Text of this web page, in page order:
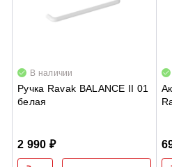
В наличии
Ручка Ravak BALANCE II 01
белая
2 990 ₽